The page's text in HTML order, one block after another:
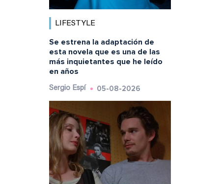
LIFESTYLE
Se estrena la adaptación de
esta novela que es una de las
más inquietantes que he leído
en años
Sergio Espí 05-08-2026